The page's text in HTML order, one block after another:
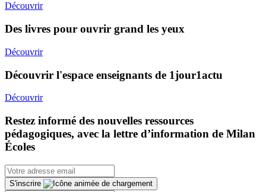
Découvrir
Des livres pour ouvrir grand les yeux
Découvrir
Découvrir l'espace enseignants de 1jour1actu
Découvrir
Restez informé des nouvelles ressources
pédagogiques, avec la lettre d’information de Milan
Écoles
S'inscrire